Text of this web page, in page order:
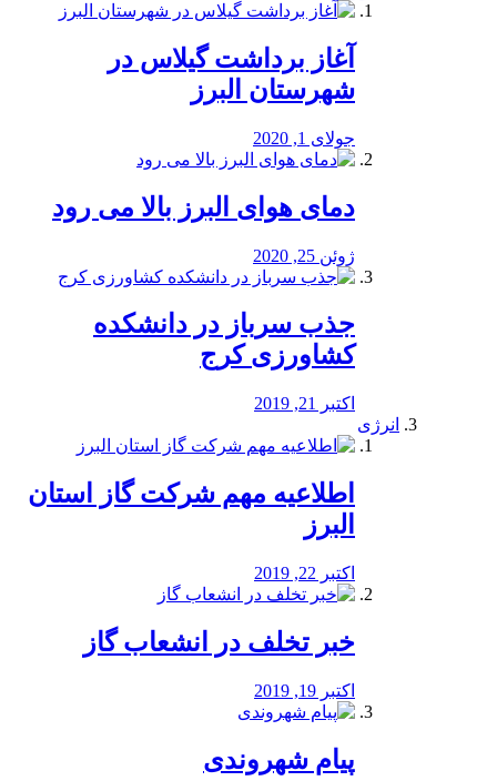
آغاز برداشت گیلاس در
شهرستان البرز
جولای 1, 2020
دمای هوای البرز بالا می رود
ژوئن 25, 2020
جذب سرباز در دانشکده
کشاورزی کرج
اکتبر 21, 2019
انرژی
️اطلاعیه مهم شرکت گاز استان
البرز
اکتبر 22, 2019
خبر تخلف در انشعاب گاز
اکتبر 19, 2019
پیام شهروندی